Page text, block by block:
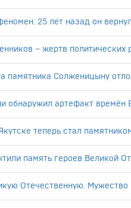
25 лет назад он
– жертв политических
памятника Солженицыну
обнаружил артефакт времён
теперь стал
память героев Великой
Отечественную.